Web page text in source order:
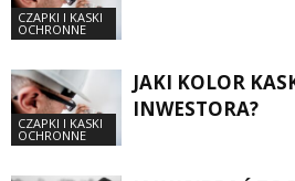
CZAPKI I KASKI
OCHRONNE
CZAPKI I KASKI
OCHRONNE
JAKI KOLOR
INWESTORA?